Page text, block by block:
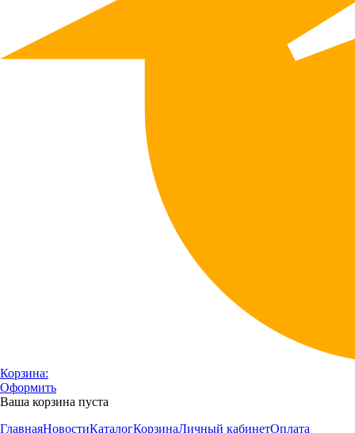
Корзина:
Оформить
Ваша корзина пуста
ГлавнаяНовостиКаталогКорзинаЛичный кабинетОплата